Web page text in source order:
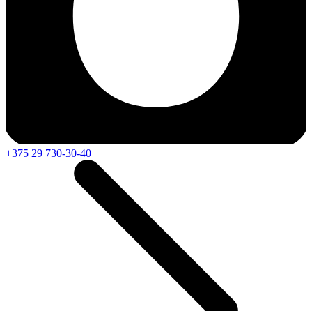
+375 29 730-30-40